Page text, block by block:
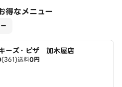
得なメニュー
ーズ・ピザ 加木屋店
(361)送料0円